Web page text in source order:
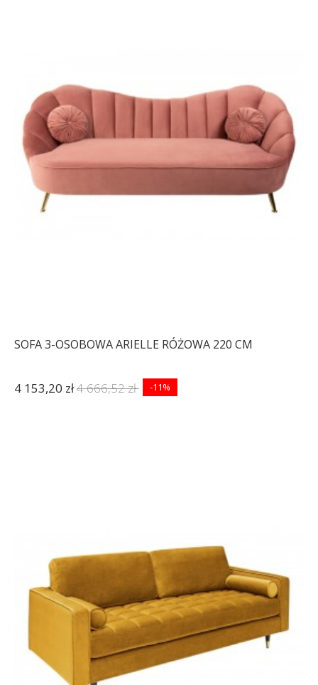
SOFA 3-OSOBOWA ARIELLE RÓŻOWA 220 CM
4 153,20 zł4 666,52 zł -11%